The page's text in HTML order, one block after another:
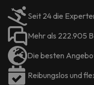
Seit 24 die
Mehr als 222.905
Die besten
Reibungslos und